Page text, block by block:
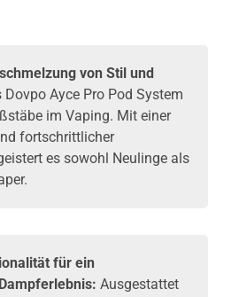
von Stil und
Dovpo Ayce Pro Pod System
im Vaping. Mit einer
fortschrittlicher
es sowohl Neulinge als
für ein
Ausgestattet